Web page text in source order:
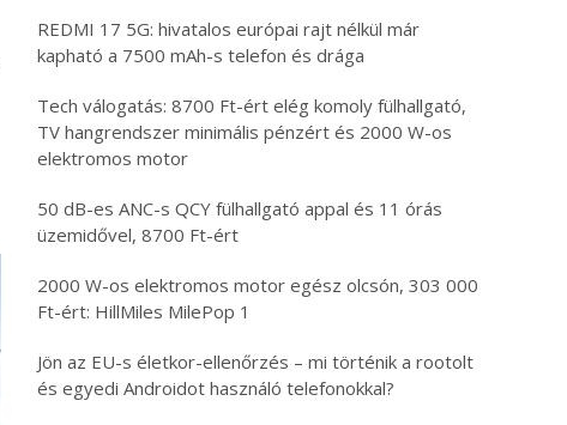
REDMI 17 5G: hivatalos európai rajt nélkül már
kapható a 7500 mAh-s telefon és drága
Tech válogatás: 8700 Ft-ért elég komoly fülhallgató,
TV hangrendszer minimális pénzért és 2000 W-os
elektromos motor
50 dB-es ANC-s QCY fülhallgató appal és 11 órás
üzemidővel, 8700 Ft-ért
2000 W-os elektromos motor egész olcsón, 303 000
Ft-ért: HillMiles MilePop 1
Jön az EU-s életkor-ellenőrzés – mi történik a rootolt
és egyedi Androidot használó telefonokkal?